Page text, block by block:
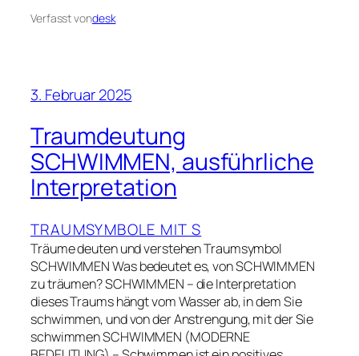
Verfasst vondesk
3. Februar 2025
Traumdeutung
SCHWIMMEN, ausführliche
Interpretation
TRAUMSYMBOLE MIT S
Träume deuten und verstehen Traumsymbol
SCHWIMMEN Was bedeutet es, von SCHWIMMEN
zu träumen? SCHWIMMEN – die Interpretation
dieses Traums hängt vom Wasser ab, in dem Sie
schwimmen, und von der Anstrengung, mit der Sie
schwimmen SCHWIMMEN (MODERNE